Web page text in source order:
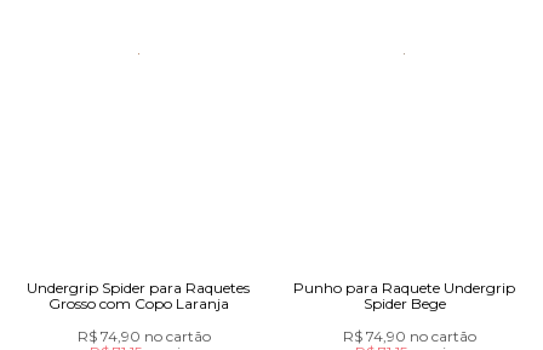
Undergrip Spider para Raquetes
Grosso com Copo Laranja
R$ 74,90 no cartão
Punho para Raquete Undergrip
Spider Bege
R$ 74,90 no cartão